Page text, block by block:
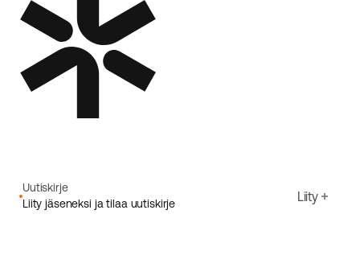
Uutiskirje
Liity jäseneksi ja tilaa uutiskirje
Liity